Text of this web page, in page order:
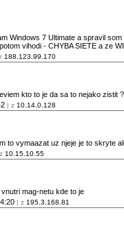
Windows 7 Ultimate a spravil
vihodi - CHYBA SIETE a ze
188.123.99.170
kto to je da sa to nejako zistit
| z 10.14.0.128
to vymaazat uz njeje je to skryte
10.15.10.55
mag-netu kde to je
| z 195.3.168.81